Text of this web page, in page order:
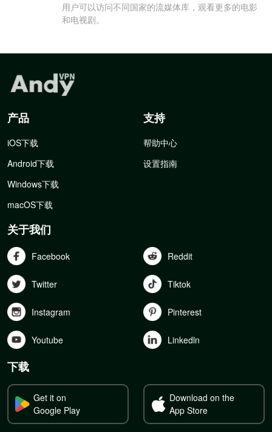
用户可以访问不同国家的流媒体库，观看更多的电影
和电视剧。
产品
iOS下载
Android下载
Windows下载
macOS下载
支持
帮助中心
设置指南
关于我们
Facebook Reddit
Twitter Tiktok
Instagram Pinterest
Youtube Linkedln
下载
Get it on
Google Play
Download on the
App Store